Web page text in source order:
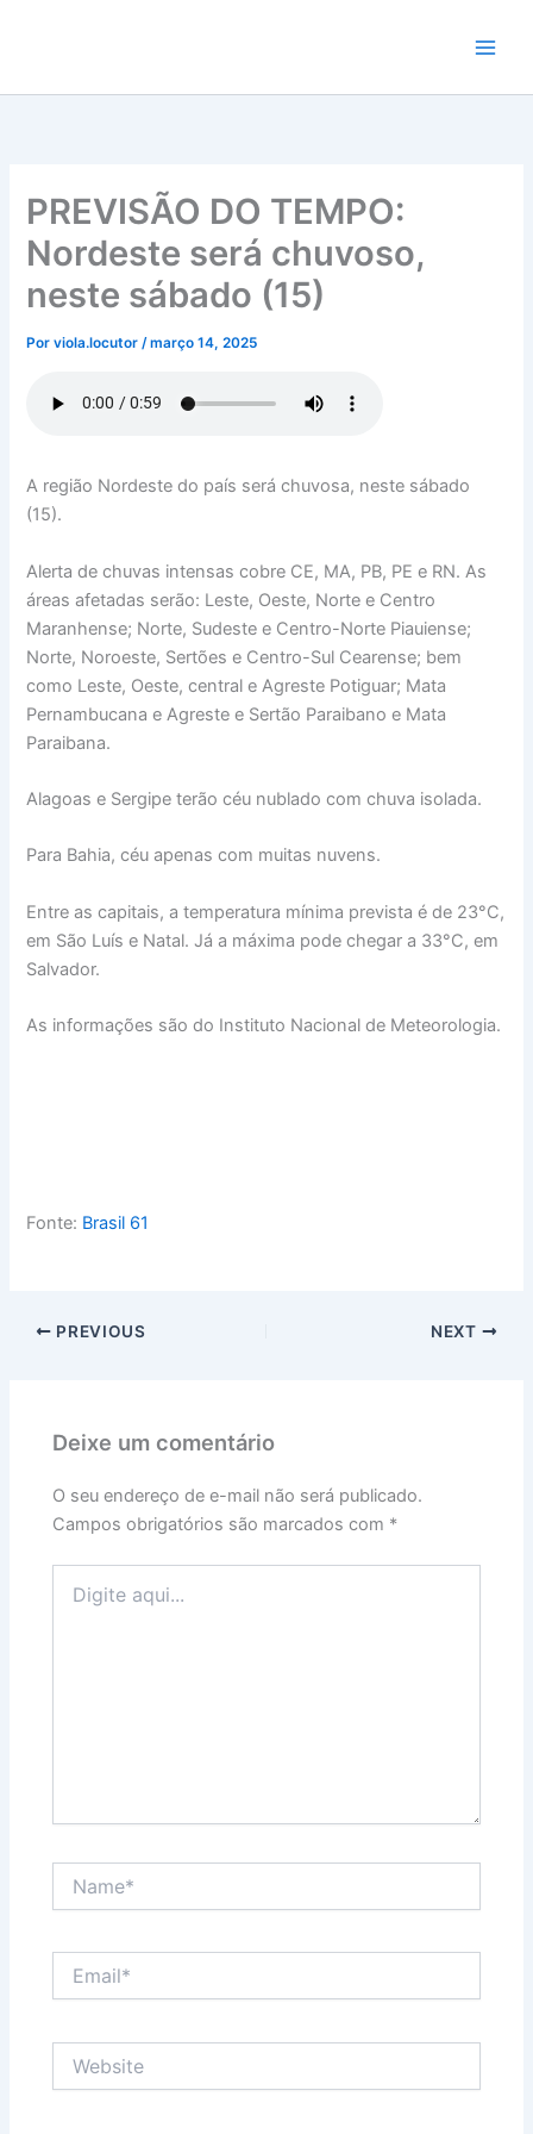
conteúdo
PREVISÃO DO TEMPO:
Nordeste será chuvoso,
neste sábado (15)
Porviola.locutor/março 14, 2025
A região Nordeste do país será chuvosa, neste sábado
(15).
Alerta de chuvas intensas cobre CE, MA, PB, PE e RN. As
áreas afetadas serão: Leste, Oeste, Norte e Centro
Maranhense; Norte, Sudeste e Centro-Norte Piauiense;
Norte, Noroeste, Sertões e Centro-Sul Cearense; bem
como Leste, Oeste, central e Agreste Potiguar; Mata
Pernambucana e Agreste e Sertão Paraibano e Mata
Paraibana.
Alagoas e Sergipe terão céu nublado com chuva isolada.
Para Bahia, céu apenas com muitas nuvens.
Entre as capitais, a temperatura mínima prevista é de 23°C,
em São Luís e Natal. Já a máxima pode chegar a 33°C, em
Salvador.
As informações são do Instituto Nacional de Meteorologia.
Fonte: Brasil 61
PREVIOUS NEXT
Deixe um comentário
O seu endereço de e-mail não será publicado.
Campos obrigatórios são marcados com *
aqui...